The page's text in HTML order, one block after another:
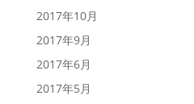
2017年10月
2017年9月
2017年6月
2017年5月